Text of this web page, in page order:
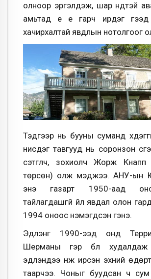
олноор эргэлдэж, шар нүдтэй
амьтад үе үе гарч ирдэг
хачирхалтай явдлын нотолгоог
Тэдгээр нь бууны суманд
нисдэг тавгууд нь соронзон
сэтгүүлч, зохиолч Жорж
төрсөн) олж мэджээ. АНУ-ын
энэ газарт 1950-аад
тайлагдашгүй үйл явдал олон
1994 оноос нэмэгдсэн гэнэ.
Эдлэнг 1990-ээд онд
Шерманы гэр бүл
эдлэндээ нүүж ирсэн эхний
таарчээ. Чоныг буудсан ч